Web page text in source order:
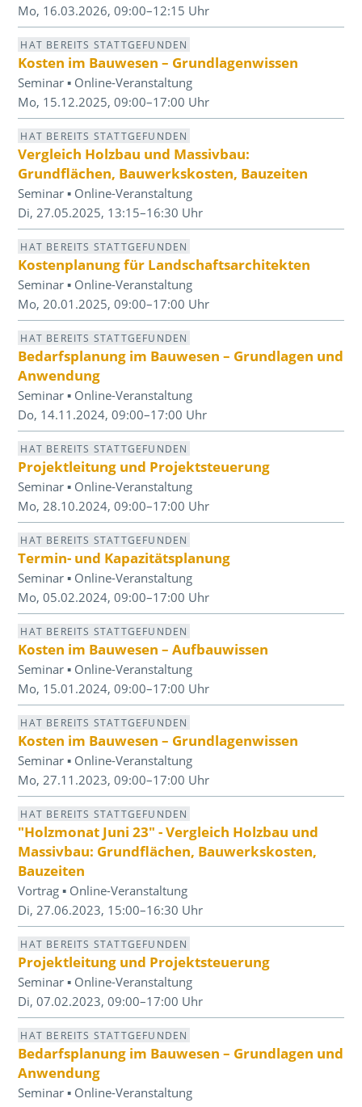
Mo, 16.03.2026, 09:00–12:15 Uhr
HAT BEREITS STATTGEFUNDEN
Kosten im Bauwesen – Grundlagenwissen
Seminar ▪ Online-Veranstaltung
Mo, 15.12.2025, 09:00–17:00 Uhr
HAT BEREITS STATTGEFUNDEN
Vergleich Holzbau und Massivbau:
Grundflächen, Bauwerkskosten, Bauzeiten
Seminar ▪ Online-Veranstaltung
Di, 27.05.2025, 13:15–16:30 Uhr
HAT BEREITS STATTGEFUNDEN
Kostenplanung für Landschaftsarchitekten
Seminar ▪ Online-Veranstaltung
Mo, 20.01.2025, 09:00–17:00 Uhr
HAT BEREITS STATTGEFUNDEN
Bedarfsplanung im Bauwesen – Grundlagen und
Anwendung
Seminar ▪ Online-Veranstaltung
Do, 14.11.2024, 09:00–17:00 Uhr
HAT BEREITS STATTGEFUNDEN
Projektleitung und Projektsteuerung
Seminar ▪ Online-Veranstaltung
Mo, 28.10.2024, 09:00–17:00 Uhr
HAT BEREITS STATTGEFUNDEN
Termin- und Kapazitätsplanung
Seminar ▪ Online-Veranstaltung
Mo, 05.02.2024, 09:00–17:00 Uhr
HAT BEREITS STATTGEFUNDEN
Kosten im Bauwesen – Aufbauwissen
Seminar ▪ Online-Veranstaltung
Mo, 15.01.2024, 09:00–17:00 Uhr
HAT BEREITS STATTGEFUNDEN
Kosten im Bauwesen – Grundlagenwissen
Seminar ▪ Online-Veranstaltung
Mo, 27.11.2023, 09:00–17:00 Uhr
HAT BEREITS STATTGEFUNDEN
"Holzmonat Juni 23" - Vergleich Holzbau und
Massivbau: Grundflächen, Bauwerkskosten,
Bauzeiten
Vortrag ▪ Online-Veranstaltung
Di, 27.06.2023, 15:00–16:30 Uhr
HAT BEREITS STATTGEFUNDEN
Projektleitung und Projektsteuerung
Seminar ▪ Online-Veranstaltung
Di, 07.02.2023, 09:00–17:00 Uhr
HAT BEREITS STATTGEFUNDEN
Bedarfsplanung im Bauwesen – Grundlagen und
Anwendung
Seminar ▪ Online-Veranstaltung